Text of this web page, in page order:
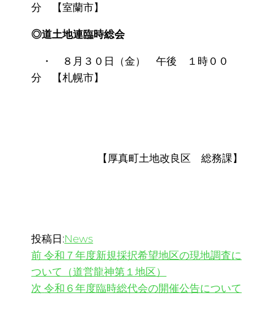
分 【室蘭市】
◎道土地連臨時総会
・ ８月３０日（金） 午後 １時００
分 【札幌市】
【厚真町土地改良区 総務課】
投稿日:News
投
稿
過
去
の
前 令和７年度新規採択希望地区の現地調査に
ついて（道営龍神第１地区）
次
次 令和６年度臨時総代会の開催公告について